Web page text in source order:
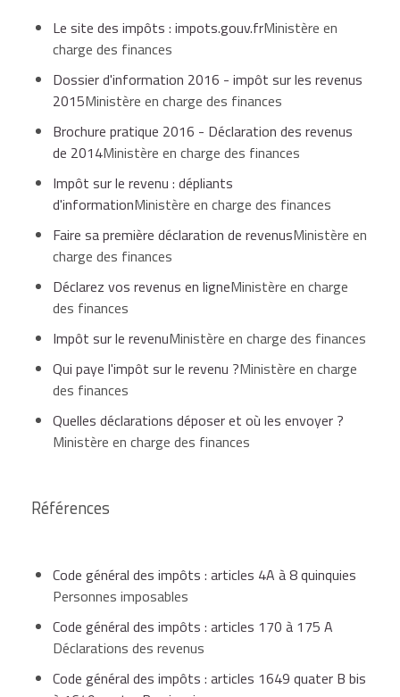
Le site des impôts : impots.gouv.frMinistère en
charge des finances
Dossier d'information 2016 - impôt sur les revenus
2015Ministère en charge des finances
Brochure pratique 2016 - Déclaration des revenus
de 2014Ministère en charge des finances
Impôt sur le revenu : dépliants
d'informationMinistère en charge des finances
Faire sa première déclaration de revenusMinistère en
charge des finances
Déclarez vos revenus en ligneMinistère en charge
des finances
Impôt sur le revenuMinistère en charge des finances
Qui paye l'impôt sur le revenu ?Ministère en charge
des finances
Quelles déclarations déposer et où les envoyer ?
Ministère en charge des finances
Références
Code général des impôts : articles 4A à 8 quinquies
Personnes imposables
Code général des impôts : articles 170 à 175 A
Déclarations des revenus
Code général des impôts : articles 1649 quater B bis